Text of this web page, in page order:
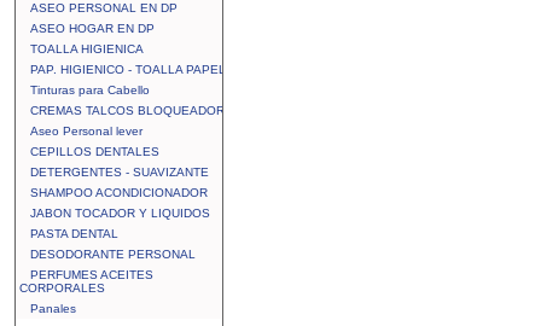
ASEO PERSONAL EN DP
ASEO HOGAR EN DP
TOALLA HIGIENICA
PAP. HIGIENICO - TOALLA PAPEL
Tinturas para Cabello
CREMAS TALCOS BLOQUEADOR
Aseo Personal lever
CEPILLOS DENTALES
DETERGENTES - SUAVIZANTE
SHAMPOO ACONDICIONADOR
JABON TOCADOR Y LIQUIDOS
PASTA DENTAL
DESODORANTE PERSONAL
PERFUMES ACEITES
CORPORALES
Panales